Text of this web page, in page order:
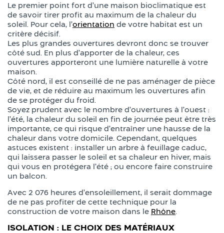
Le premier point fort d’une maison bioclimatique est
de savoir tirer profit au maximum de la chaleur du
soleil. Pour cela, l’orientation de votre habitat est un
critère décisif.
Les plus grandes ouvertures devront donc se trouver
côté sud. En plus d’apporter de la chaleur, ces
ouvertures apporteront une lumière naturelle à votre
maison.
Côté nord, il est conseillé de ne pas aménager de pièce
de vie, et de réduire au maximum les ouvertures afin
de se protéger du froid.
Soyez prudent avec le nombre d’ouvertures à l’ouest :
l’été, la chaleur du soleil en fin de journée peut être très
importante, ce qui risque d’entraîner une hausse de la
chaleur dans votre domicile. Cependant, quelques
astuces existent : installer un arbre à feuillage caduc,
qui laissera passer le soleil et sa chaleur en hiver, mais
qui vous en protégera l’été ; ou encore faire construire
un balcon.
Avec 2 076 heures d’ensoleillement, il serait dommage
de ne pas profiter de cette technique pour la
construction de votre maison dans le Rhône.
ISOLATION : LE CHOIX DES MATÉRIAUX